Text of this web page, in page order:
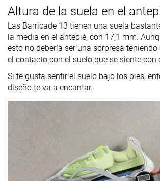
Altura de la suela en el
Las Barricade 13 tienen una suela
la media en el antepié, con 17,1 mm.
esto no debería ser una sorpresa
el contacto con el suelo que se siente con
Si te gusta sentir el suelo bajo los pies,
diseño te va a encantar.